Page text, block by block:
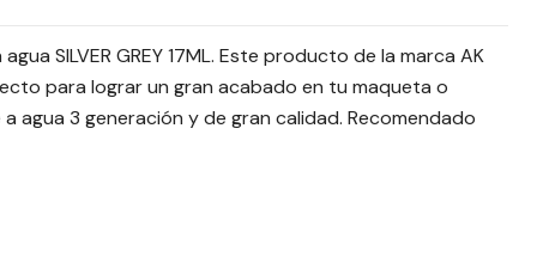
SILVER GREY 17ML. Este producto de la marca AK
para lograr un gran acabado en tu maqueta o
agua 3 generación y de gran calidad. Recomendado